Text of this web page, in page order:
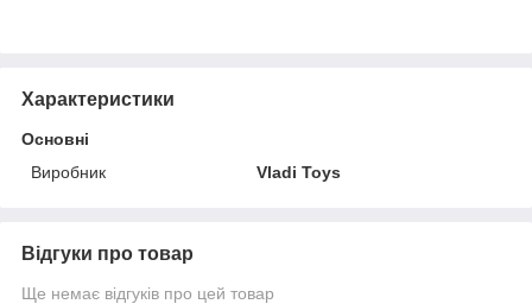
Характеристики
Основні
Виробник
Vladi Toys
Відгуки про товар
Ще немає відгуків про цей товар